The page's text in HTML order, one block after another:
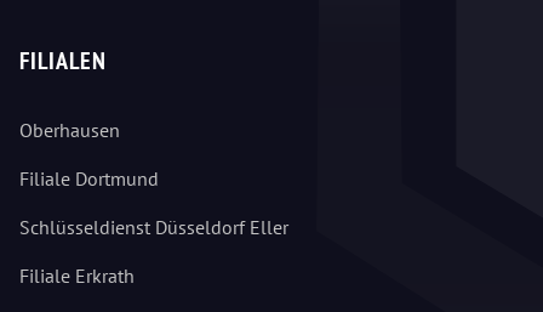
FILIALEN
Oberhausen
Filiale Dortmund
Schlüsseldienst Düsseldorf Eller
Filiale Erkrath